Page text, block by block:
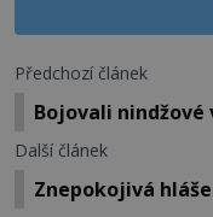
Předchozí článek
Bojovali nindžové
Další článek
Znepokojivá